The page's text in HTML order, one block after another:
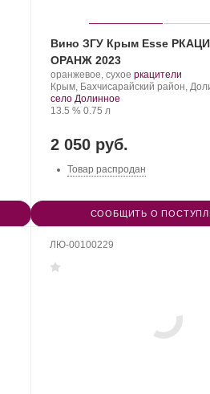
Вино ЗГУ Крым Esse
ОРАНЖ 2023
Производитель:
Сатера/ESSE.
оранжевое, сухое .
Сорт
ркацители
Регион:
Крым, Бахчисарайский район,
село Долинное
Крепость
13.5 %. Объем
0.75 л
2 050 руб.
Товар распродан
СООБЩИТЬ О
ЛЮ-00100229